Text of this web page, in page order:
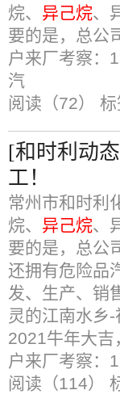
烷、 异己烷、
要的是，总公
户来厂考察：
汽
阅读（72） 标
[和时利动
工！
常州市和时利
烷、 异己烷、
要的是，总公
还拥有危险品
发、生产、销
灵的江南水乡
2021牛年大吉
户来厂考察：
阅读（114）